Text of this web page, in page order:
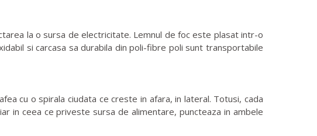
la o sursa de electricitate. Lemnul de foc este plasat intr-o
si carcasa sa durabila din poli-fibre poli sunt transportabile
cu o spirala ciudata ce creste in afara, in lateral. Totusi, cada
ceea ce priveste sursa de alimentare, puncteaza in ambele